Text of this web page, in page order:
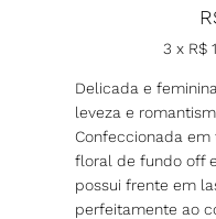
3 x R$
Delicada e
leveza e
Confeccionada
floral de fundo off
possui frente em
perfeitamente ao